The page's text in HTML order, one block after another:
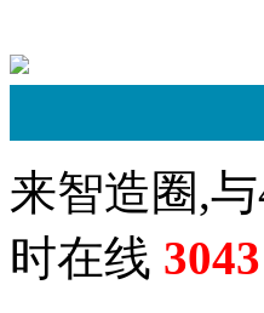
来智造圈,与
时在线 3043